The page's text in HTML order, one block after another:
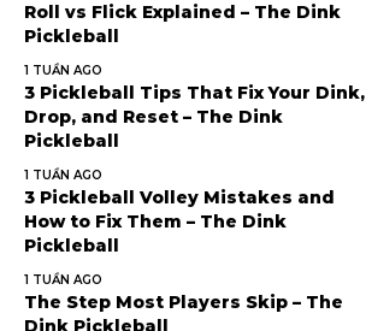
Roll vs Flick Explained – The Dink
Pickleball
1 TUẦN AGO
3 Pickleball Tips That Fix Your Dink,
Drop, and Reset – The Dink
Pickleball
1 TUẦN AGO
3 Pickleball Volley Mistakes and
How to Fix Them – The Dink
Pickleball
1 TUẦN AGO
The Step Most Players Skip – The
Dink Pickleball